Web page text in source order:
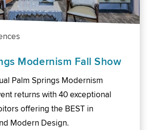
Modernism Fall Show
Palm Springs Modernism
returns with 40 exceptional
offering the BEST in
Modern Design.